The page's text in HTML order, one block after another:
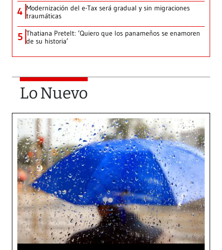
4 Modernización del e-Tax será gradual y sin migraciones
traumáticas
5 Thatiana Pretelt: ‘Quiero que los panameños se enamoren
de su historia’
Lo Nuevo